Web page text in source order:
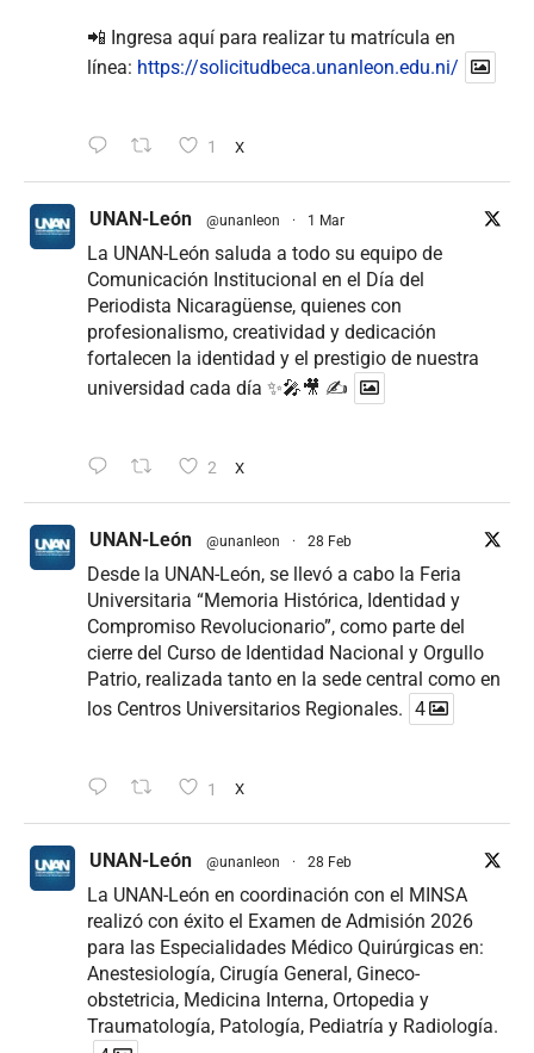
📲 Ingresa aquí para realizar tu matrícula en
línea: https://solicitudbeca.unanleon.edu.ni/
1 X
UNAN-León @unanleon · 1 Mar
La UNAN-León saluda a todo su equipo de
Comunicación Institucional en el Día del
Periodista Nicaragüense, quienes con
profesionalismo, creatividad y dedicación
fortalecen la identidad y el prestigio de nuestra
universidad cada día ✨🎤🎥 ✍
2 X
UNAN-León @unanleon · 28 Feb
Desde la UNAN-León, se llevó a cabo la Feria
Universitaria “Memoria Histórica, Identidad y
Compromiso Revolucionario”, como parte del
cierre del Curso de Identidad Nacional y Orgullo
Patrio, realizada tanto en la sede central como en
los Centros Universitarios Regionales. 4
1 X
UNAN-León @unanleon · 28 Feb
La UNAN-León en coordinación con el MINSA
realizó con éxito el Examen de Admisión 2026
para las Especialidades Médico Quirúrgicas en:
Anestesiología, Cirugía General, Gineco-
obstetricia, Medicina Interna, Ortopedia y
Traumatología, Patología, Pediatría y Radiología.